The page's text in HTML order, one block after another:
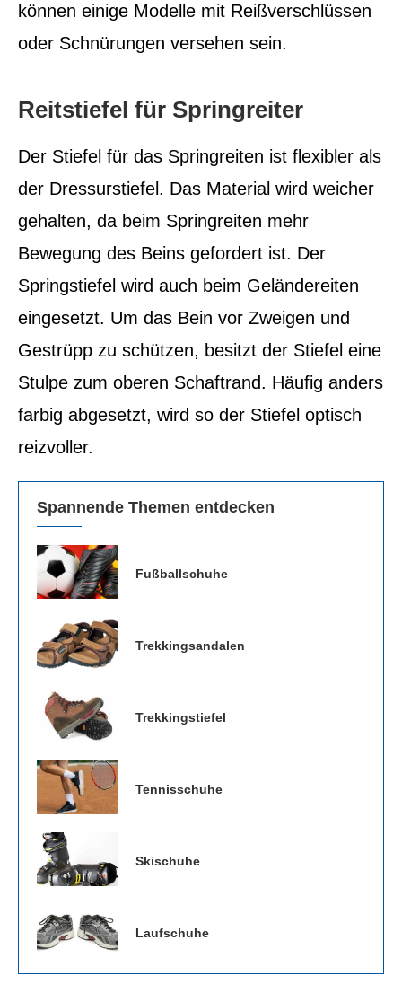
können einige Modelle mit Reißverschlüssen
oder Schnürungen versehen sein.
Reitstiefel für Springreiter
Der Stiefel für das Springreiten ist flexibler als
der Dressurstiefel. Das Material wird weicher
gehalten, da beim Springreiten mehr
Bewegung des Beins gefordert ist. Der
Springstiefel wird auch beim Geländereiten
eingesetzt. Um das Bein vor Zweigen und
Gestrüpp zu schützen, besitzt der Stiefel eine
Stulpe zum oberen Schaftrand. Häufig anders
farbig abgesetzt, wird so der Stiefel optisch
reizvoller.
Spannende Themen entdecken
Fußballschuhe
Trekkingsandalen
Trekkingstiefel
Tennisschuhe
Skischuhe
Laufschuhe